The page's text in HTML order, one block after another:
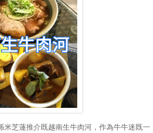
芝蓮推介既越南生牛肉河，作為牛牛迷既一